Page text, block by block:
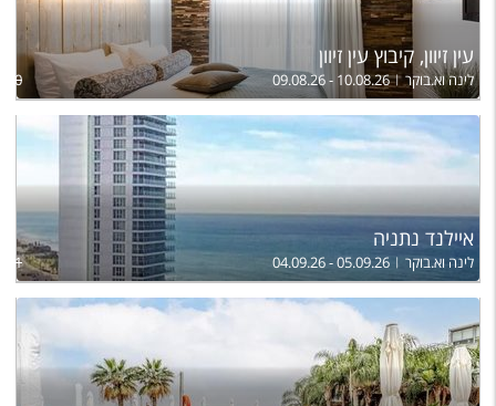
עין זיוון, קיבוץ עין זיוון
לינה וא.בוקר 09.08.26 - 10.08.26
איילנד נתניה
לינה וא.בוקר 04.09.26 - 05.09.26